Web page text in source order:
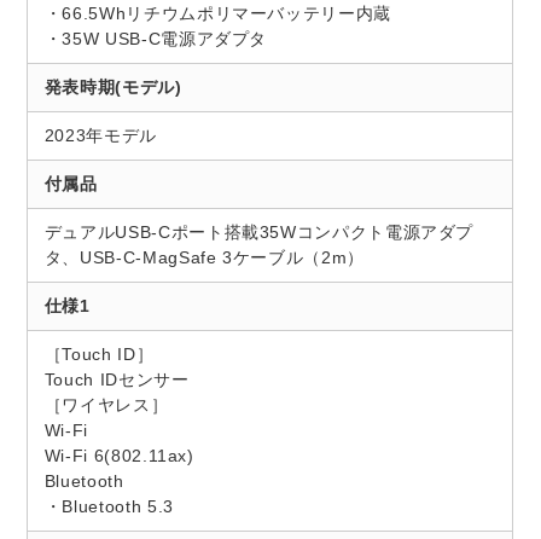
・66.5Whリチウムポリマーバッテリー内蔵
・35W USB-C電源アダプタ
発表時期(モデル)
2023年モデル
付属品
デュアルUSB-Cポート搭載35Wコンパクト電源アダプ
タ、USB-C-MagSafe 3ケーブル（2m）
仕様1
［Touch ID］
Touch IDセンサー
［ワイヤレス］
Wi-Fi
Wi-Fi 6(802.11ax)
Bluetooth
・Bluetooth 5.3